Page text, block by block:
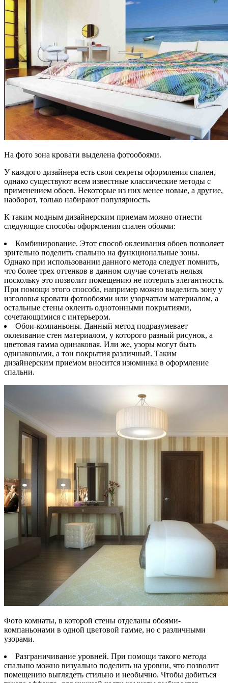
На фото зона кровати выделена фотообоями.
У каждого дизайнера есть свои секреты оформления спален,
однако существуют всем известные классические методы с
применением обоев. Некоторые из них менее новые, а другие,
наоборот, только набирают популярность.
К таким модным дизайнерским приемам можно отнести
следующие способы оформления спален обоями:
Комбинирование. Этот способ оклеивания обоев позволяет
зрительно поделить спальню на функциональные зоны.
Однако при использовании данного метода следует помнить,
что более трех оттенков в данном случае сочетать нельзя
поскольку это позволит помещению не потерять элегантность.
При помощи этого способа, например можно выделить зону у
изголовья кровати фотообоями или узорчатым материалом, а
остальные стены оклеить однотонными покрытиями,
сочетающимися с интерьером.
Обои-компаньоны. Данный метод подразумевает
оклеивание стен материалом, у которого разный рисунок, а
цветовая гамма одинаковая. Или же, узоры могут быть
одинаковыми, а тон покрытия различный. Таким
дизайнерским приемом вносится изюминка в оформление
спальни.
Фото комнаты, в которой стены отделаны обоями-
компаньонами в одной цветовой гамме, но с различными
узорами.
Разграничивание уровней. При помощи такого метода
спальню можно визуально поделить на уровни, что позволит
помещению выглядеть стильно и необычно. Чтобы добиться